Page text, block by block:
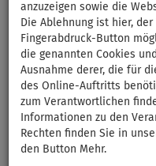
anzuzeigen sowie die
Die Ablehnung ist hier,
Fingerabdruck-Button
die genannten Cookies
Ausnahme derer, die für
des Online-Auftritts
zum Verantwortlichen
Informationen zu den
Rechten finden Sie in
den Button Mehr.
7 WIR EMPFEHLEN
KAJAK-SITZE